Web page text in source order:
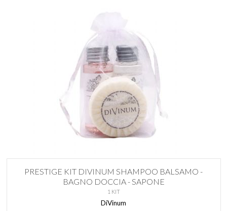
PRESTIGE KIT DIVINUM SHAMPOO BALSAMO -
BAGNO DOCCIA - SAPONE
1 KIT
DiVinum